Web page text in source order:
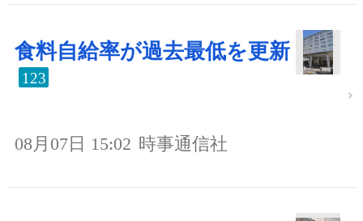
食料自給率が過去最低を更新
123
08月07日 15:02 時事通信社